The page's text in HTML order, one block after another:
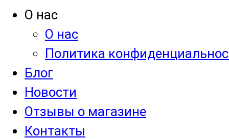
О нас
О нас
Политика
Блог
Новости
Отзывы о магазине
Контакты